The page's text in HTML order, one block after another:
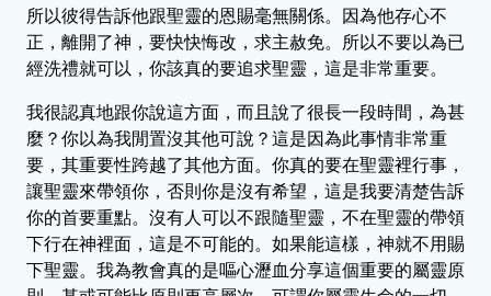
所以彼得告訴他跟聖靈的恩賜毫無關係。因為他存心不
正，離開了神，要快快悔改，求主赦免。所以不要以為已
經洗禮就可以，你該真的要追求聖靈，這是非常重要。
我很認真地跟你說這方面，而且說了很長一段時間，為甚
麼？你以為我閒置沒其他可說？這是因為此事情非常重
要，其重要性跨越了其他方面。你真的要在聖靈裡行事，
讓聖靈來帶領你，否則你是沒有希望，這是我要清楚告訴
你的首要重點。沒有人可以不跟隨聖靈，不在聖靈的帶領
下行在神裡面，這是不可能的。如果能這樣，神就不用賜
下聖靈。我為教會真的是嘔心瀝血分享這個重要的屬靈原